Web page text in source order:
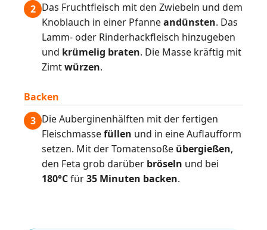
2 Das Fruchtfleisch mit den Zwiebeln und dem
Knoblauch in einer Pfanneandünsten. Das
Lamm- oder Rinderhackfleisch hinzugeben
und krümelig braten. Die Masse kräftig mit
Zimtwürzen.
Backen
3 Die Auberginenhälften mit der fertigen
Fleischmassefüllen und in eine Auflaufform
setzen. Mit der Tomatensoße übergießen,
den Feta grob darüber bröseln und bei
180°Cfür35 Minuten backen.